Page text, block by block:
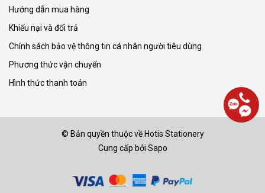
Hướng dẫn mua hàng
Khiếu nại và đổi trả
Chính sách bảo vệ thông tin cá nhân người tiêu dùng
Phương thức vận chuyển
Hình thức thanh toán
© Bản quyền thuộc về Hotis Stationery
Cung cấp bởi Sapo